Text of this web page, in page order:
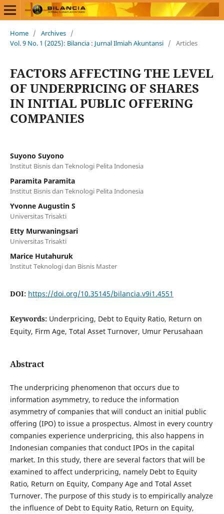
Home / Archives /
Vol. 9 No. 1 (2025): Bilancia : Jurnal Ilmiah Akuntansi / Articles
FACTORS AFFECTING THE LEVEL
OF UNDERPRICING OF SHARES
IN INITIAL PUBLIC OFFERING
COMPANIES
Suyono Suyono
Institut Bisnis dan Teknologi Pelita Indonesia
Paramita Paramita
Institut Bisnis dan Teknologi Pelita Indonesia
Yvonne Augustin S
Universitas Trisakti
Etty Murwaningsari
Universitas Trisakti
Marice Hutahuruk
Institut Teknologi dan Bisnis Master
DOI: https://doi.org/10.35145/bilancia.v9i1.4551
Keywords: Underpricing, Debt to Equity Ratio, Return on
Equity, Firm Age, Total Asset Turnover, Umur Perusahaan
Abstract
The underpricing phenomenon that occurs due to
information asymmetry, to reduce the information
asymmetry of companies that will conduct an initial public
offering (IPO) to issue a prospectus. Almost in every country
companies experience underpricing, this also happens in
Indonesian companies that conduct IPOs in the capital
market. In this study, there are several factors that will be
examined to affect underpricing, namely Debt to Equity
Ratio, Return on Equity, Company Age and Total Asset
Turnover. The purpose of this study is to empirically analyze
the influence of Debt to Equity Ratio, Return on Equity,